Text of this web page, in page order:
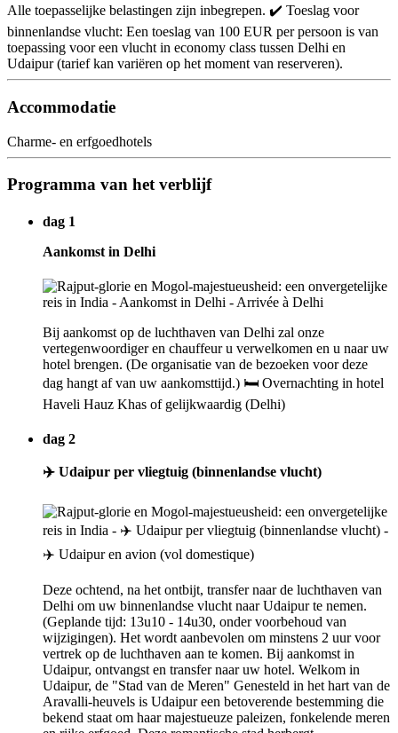
Alle toepasselijke belastingen zijn inbegrepen. ✔️ Toeslag voor
binnenlandse vlucht: Een toeslag van 100 EUR per persoon is van
toepassing voor een vlucht in economy class tussen Delhi en
Udaipur (tarief kan variëren op het moment van reserveren).
Accommodatie
Charme- en erfgoedhotels
Programma van het verblijf
dag 1
Aankomst in Delhi
Bij aankomst op de luchthaven van Delhi zal onze
vertegenwoordiger en chauffeur u verwelkomen en u naar uw
hotel brengen. (De organisatie van de bezoeken voor deze
dag hangt af van uw aankomsttijd.) 🛏️ Overnachting in hotel
Haveli Hauz Khas of gelijkwaardig (Delhi)
dag 2
✈️ Udaipur per vliegtuig (binnenlandse vlucht)
Deze ochtend, na het ontbijt, transfer naar de luchthaven van
Delhi om uw binnenlandse vlucht naar Udaipur te nemen.
(Geplande tijd: 13u10 - 14u30, onder voorbehoud van
wijzigingen). Het wordt aanbevolen om minstens 2 uur voor
vertrek op de luchthaven aan te komen. Bij aankomst in
Udaipur, ontvangst en transfer naar uw hotel. Welkom in
Udaipur, de "Stad van de Meren" Genesteld in het hart van de
Aravalli-heuvels is Udaipur een betoverende bestemming die
bekend staat om haar majestueuze paleizen, fonkelende meren